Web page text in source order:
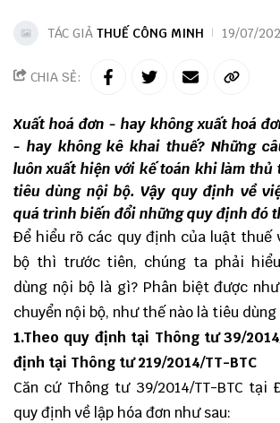
TÁC GIẢ THUẾ CÔNG MINH 19/07/
CHIA SẺ:
Xuất hoá đơn - hay không xuất hoá
- hay không kê khai thuế? Những
luôn xuất hiện với kế toán khi làm thủ
tiêu dùng nội bộ. Vậy quy định về
quá trình biến đổi những quy định đó
Để hiểu rõ các quy định của luật thuế
bộ thì trước tiên, chúng ta phải
dùng nội bộ là gì? Phân biệt được
chuyển nội bộ, như thế nào là tiêu dùng
1.Theo quy định tại Thông tư 39/
định tại Thông tư 219/2014/TT-BTC
Căn cứ Thông tư 39/2014/TT-BTC tại
quy định về lập hóa đơn như sau: